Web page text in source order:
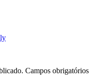
Campos obrigatórios